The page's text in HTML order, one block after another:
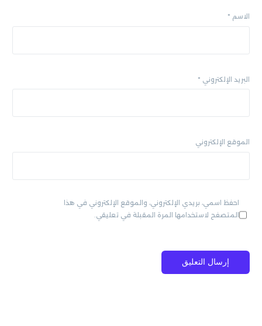
الاسم *
البريد الإلكتروني *
الموقع الإلكتروني
احفظ اسمي، بريدي الإلكتروني، والموقع الإلكتروني في هذا
المتصفح لاستخدامها المرة المقبلة في تعليقي.